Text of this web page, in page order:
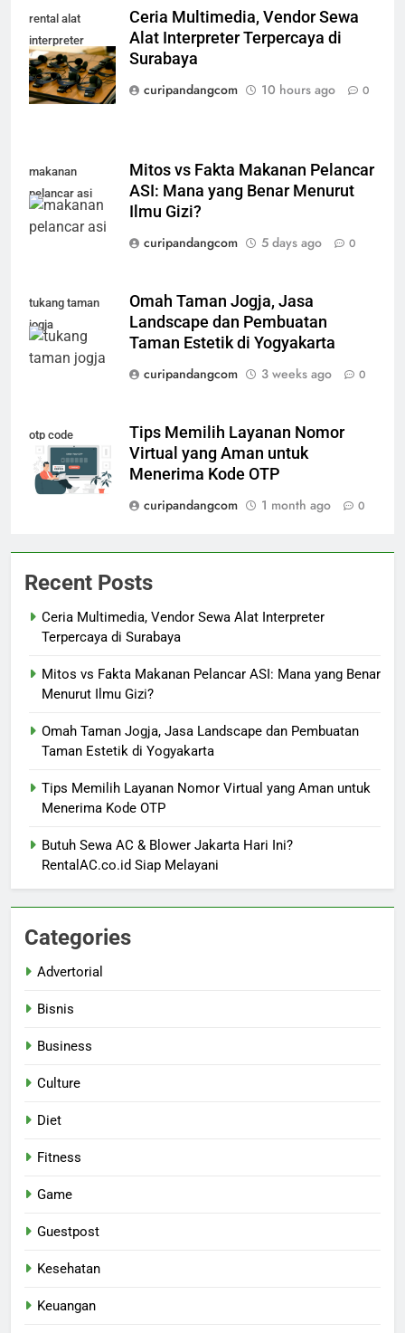
rental alat
interpreter
surabaya
Ceria Multimedia, Vendor Sewa
Alat Interpreter Terpercaya di
Surabaya
curipandangcom
10 hours ago 0
makanan
pelancar asi
Mitos vs Fakta Makanan Pelancar
ASI: Mana yang Benar Menurut
Ilmu Gizi?
curipandangcom
5 days ago 0
tukang taman
jogja
Omah Taman Jogja, Jasa
Landscape dan Pembuatan
Taman Estetik di Yogyakarta
curipandangcom
3 weeks ago 0
otp code
Tips Memilih Layanan Nomor
Virtual yang Aman untuk
Menerima Kode OTP
curipandangcom
1 month ago 0
Recent Posts
Ceria Multimedia, Vendor Sewa Alat Interpreter
Terpercaya di Surabaya
Mitos vs Fakta Makanan Pelancar ASI: Mana yang Benar
Menurut Ilmu Gizi?
Omah Taman Jogja, Jasa Landscape dan Pembuatan
Taman Estetik di Yogyakarta
Tips Memilih Layanan Nomor Virtual yang Aman untuk
Menerima Kode OTP
Butuh Sewa AC & Blower Jakarta Hari Ini?
RentalAC.co.id Siap Melayani
Categories
Advertorial
Bisnis
Business
Culture
Diet
Fitness
Game
Guestpost
Kesehatan
Keuangan